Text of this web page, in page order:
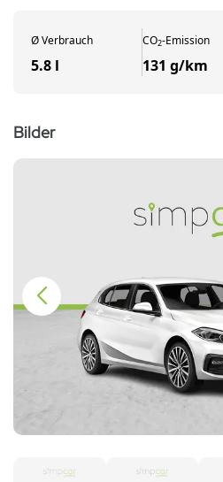
ØVerbrauch
5.8 l
CO2-Emission
131 g/km
Bilder